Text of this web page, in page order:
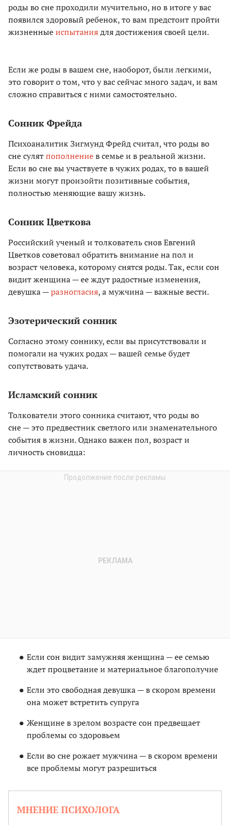
роды во сне проходили мучительно, но в итоге у вас
появился здоровый ребенок, то вам предстоит пройти
жизненныеиспытаниядля достижения своей цели.
Если же роды в вашем сне, наоборот, были легкими,
это говорит о том, что у вас сейчас много задач, и вам
сложно справиться с ними самостоятельно.
Сонник Фрейда
Психоаналитик Зигмунд Фрейд считал, что роды во
сне сулятпополнениев семье и в реальной жизни.
Если во сне вы участвуете в чужих родах, то в вашей
жизни могут произойти позитивные события,
полностью меняющие вашу жизнь.
Сонник Цветкова
Российский ученый и толкователь снов Евгений
Цветков советовал обратить внимание на пол и
возраст человека, которому снятся роды. Так, если сон
видит женщина — ее ждут радостные изменения,
девушка —разногласия, а мужчина — важные вести.
Эзотерический сонник
Согласно этому соннику, если вы присутствовали и
помогали на чужих родах — вашей семье будет
сопутствовать удача.
Исламский сонник
Толкователи этого сонника считают, что роды во
сне — это предвестник светлого или знаменательного
события в жизни. Однако важен пол, возраст и
личность сновидца:
Если сон видит замужняя женщина — ее семью
ждет процветание и материальное благополучие
Если это свободная девушка — в скором времени
она может встретить супруга
Женщине в зрелом возрасте сон предвещает
проблемы со здоровьем
Если во сне рожает мужчина — в скором времени
все проблемы могут разрешиться
МНЕНИЕ ПСИХОЛОГА